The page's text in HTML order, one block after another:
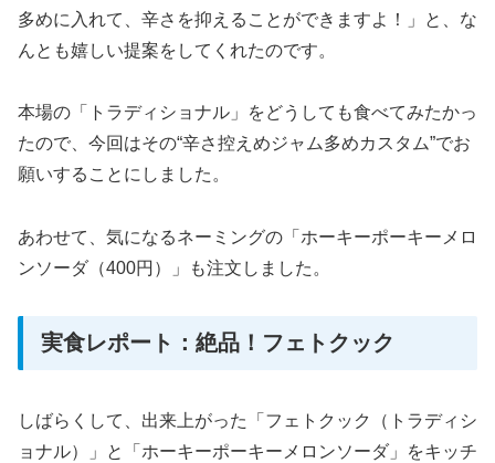
多めに入れて、辛さを抑えることができますよ！」と、な
んとも嬉しい提案をしてくれたのです。
本場の「トラディショナル」をどうしても食べてみたかっ
たので、今回はその“辛さ控えめジャム多めカスタム”でお
願いすることにしました。
あわせて、気になるネーミングの「ホーキーポーキーメロ
ンソーダ（400円）」も注文しました。
実食レポート：絶品！フェトクック
しばらくして、出来上がった「フェトクック（トラディシ
ョナル）」と「ホーキーポーキーメロンソーダ」をキッチ